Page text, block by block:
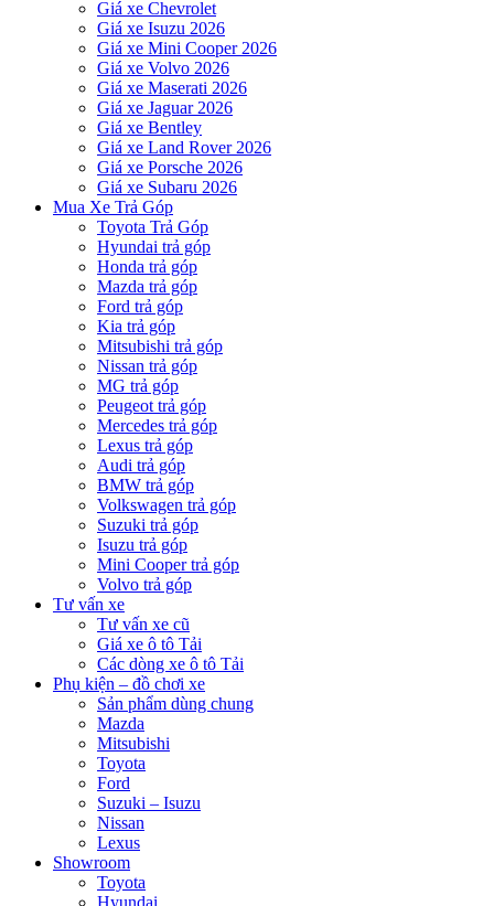
Giá xe Chevrolet
Giá xe Isuzu 2026
Giá xe Mini Cooper 2026
Giá xe Volvo 2026
Giá xe Maserati 2026
Giá xe Jaguar 2026
Giá xe Bentley
Giá xe Land Rover 2026
Giá xe Porsche 2026
Giá xe Subaru 2026
Mua Xe Trả Góp
Toyota Trả Góp
Hyundai trả góp
Honda trả góp
Mazda trả góp
Ford trả góp
Kia trả góp
Mitsubishi trả góp
Nissan trả góp
MG trả góp
Peugeot trả góp
Mercedes trả góp
Lexus trả góp
Audi trả góp
BMW trả góp
Volkswagen trả góp
Suzuki trả góp
Isuzu trả góp
Mini Cooper trả góp
Volvo trả góp
Tư vấn xe
Tư vấn xe cũ
Giá xe ô tô Tải
Các dòng xe ô tô Tải
Phụ kiện – đồ chơi xe
Sản phẩm dùng chung
Mazda
Mitsubishi
Toyota
Ford
Suzuki – Isuzu
Nissan
Lexus
Showroom
Toyota
Hyundai